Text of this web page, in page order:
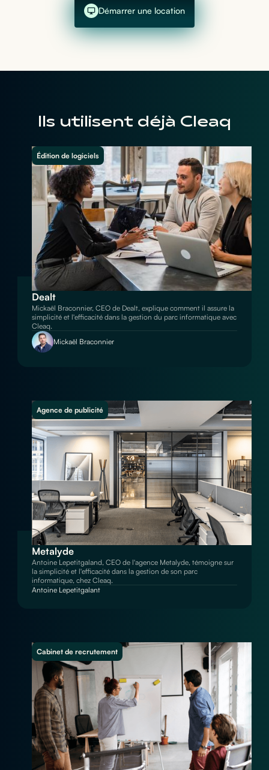
Démarrer une location
Ils utilisent déjà Cleaq
Édition de logiciels
Dealt
Mickaël Braconnier, CEO de Dealt, explique comment il assure la
simplicité et l'efficacité dans la gestion du parc informatique avec
Cleaq.
Mickaël Braconnier
Agence de publicité
Metalyde
Antoine Lepetitgaland, CEO de l'agence Metalyde, témoigne sur
la simplicité et l'efficacité dans la gestion de son parc
informatique, chez Cleaq.
Antoine Lepetitgalant
Cabinet de recrutement